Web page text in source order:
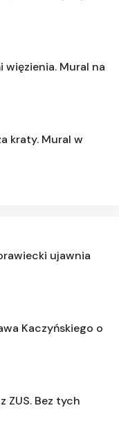
więzienia. Mural na
kraty. Mural w
ujawnia
Kaczyńskiego o
ZUS. Bez tych